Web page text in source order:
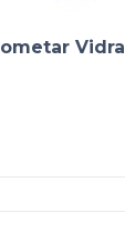
Vidra